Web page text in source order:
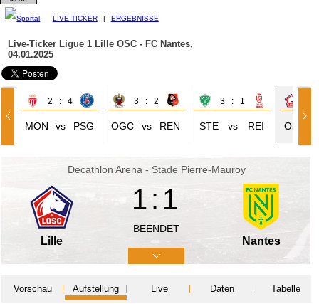
LIVE-TICKER | ERGEBNISSE
Live-Ticker Ligue 1 Lille OSC - FC Nantes,
04.01.2025
2 : 4
MON vs PSG
3 : 2
OGC vs REN
3 : 1
STE vs REI OSC
Decathlon Arena - Stade Pierre-Mauroy
Lille
1:1
BEENDET
Nantes
Vorschau Aufstellung Live Daten Tabelle